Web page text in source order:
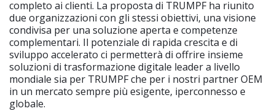
completo ai clienti. La proposta di TRUMPF ha riunito
due organizzazioni con gli stessi obiettivi, una visione
condivisa per una soluzione aperta e competenze
complementari. Il potenziale di rapida crescita e di
sviluppo accelerato ci permetterà di offrire insieme
soluzioni di trasformazione digitale leader a livello
mondiale sia per TRUMPF che per i nostri partner OEM
in un mercato sempre più esigente, iperconnesso e
globale.